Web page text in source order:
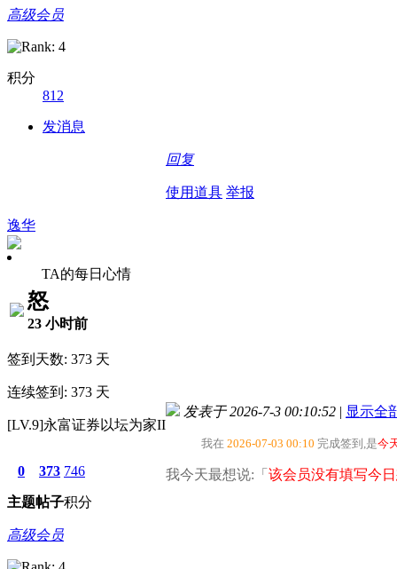
高级会员
积分
812
发消息
回复
使用道具 举报
逸华
TA的每日心情
怒
23 小时前
签到天数: 373 天
连续签到: 373 天
[LV.9]永富证券以坛为家II
0
主题
373
帖子
746
积分
高级会员
发表于 2026-7-3 00:10:52 | 显示全
我在 2026-07-03 00:10 完成签到,是今
我今天最想说:「 该会员没有填写今